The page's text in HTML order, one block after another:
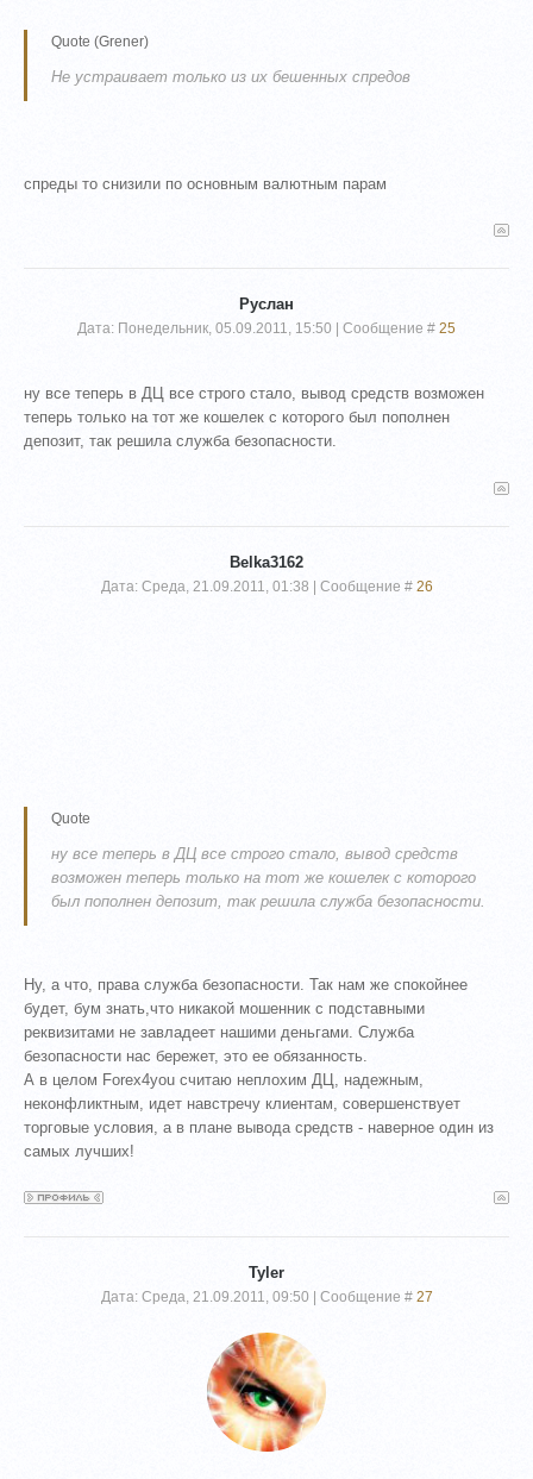
Quote (Grener)
Не устраивает только из их бешенных спредов
спреды то снизили по основным валютным парам
Руслан
Дата: Понедельник, 05.09.2011, 15:50 | Сообщение # 25
ну все теперь в ДЦ все строго стало, вывод средств возможен
теперь только на тот же кошелек с которого был пополнен
депозит, так решила служба безопасности.
Belka3162
Дата: Среда, 21.09.2011, 01:38 | Сообщение # 26
Quote
ну все теперь в ДЦ все строго стало, вывод средств
возможен теперь только на тот же кошелек с которого
был пополнен депозит, так решила служба безопасности.
Ну, а что, права служба безопасности. Так нам же спокойнее
будет, бум знать,что никакой мошенник с подставными
реквизитами не завладеет нашими деньгами. Служба
безопасности нас бережет, это ее обязанность.
А в целом Forex4you считаю неплохим ДЦ, надежным,
неконфликтным, идет навстречу клиентам, совершенствует
торговые условия, а в плане вывода средств - наверное один из
самых лучших!
Tyler
Дата: Среда, 21.09.2011, 09:50 | Сообщение # 27